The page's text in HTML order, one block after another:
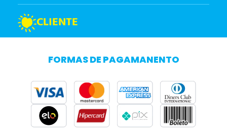
CLIENTE
FORMAS DE PAGAMANENTO